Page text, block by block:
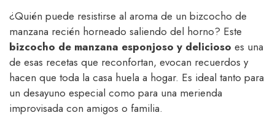
¿Quién puede resistirse al aroma de un bizcocho de
manzana recién horneado saliendo del horno? Este
bizcocho de manzana esponjoso y delicioso es una
de esas recetas que reconfortan, evocan recuerdos y
hacen que toda la casa huela a hogar. Es ideal tanto para
un desayuno especial como para una merienda
improvisada con amigos o familia.